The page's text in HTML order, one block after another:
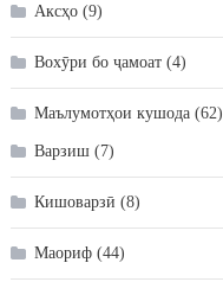
Аксҳо(9)
Вохӯри бо ҷамоат(4)
Маълумотҳои кушода(62)
Варзиш(7)
Кишоварзӣ (8)
Маориф(44)